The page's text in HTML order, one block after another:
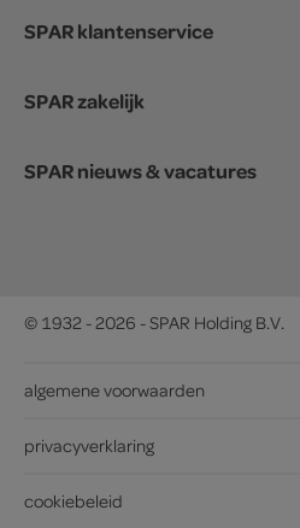
SPAR klantenservice
SPAR zakelijk
SPAR nieuws & vacatures
© 1932 - 2026 - SPAR Holding B.V.
algemene voorwaarden
privacyverklaring
cookiebeleid